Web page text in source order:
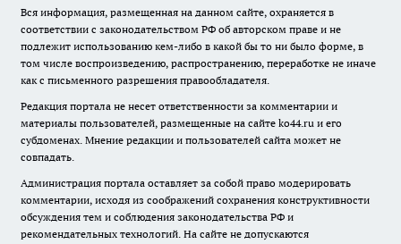
Вся информация, размещенная на данном сайте, охраняется в
соответствии с законодательством РФ об авторском праве и не
подлежит использованию кем-либо в какой бы то ни было форме, в
том числе воспроизведению, распространению, переработке не иначе
как с письменного разрешения правообладателя.
Редакция портала не несет ответственности за комментарии и
материалы пользователей, размещенные на сайте ko44.ru и его
субдоменах. Мнение редакции и пользователей сайта может не
совпадать.
Администрация портала оставляет за собой право модерировать
комментарии, исходя из соображений сохранения конструктивности
обсуждения тем и соблюдения законодательства РФ и
рекомендательных технологий. На сайте не допускаются